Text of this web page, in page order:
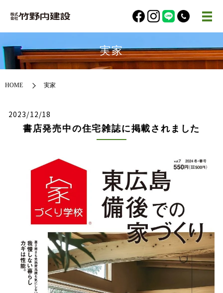
実家
HOME 実家
2023/12/18
書店発売中の住宅雑誌に掲載されました